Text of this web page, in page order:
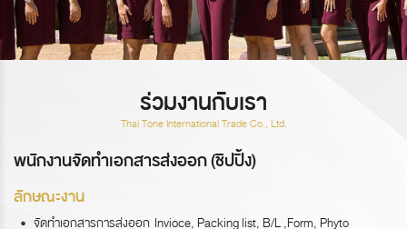
ร่วมงานกับเรา
Thai Tone International Trade Co., Ltd.
พนักงานจัดทำเอกสารส่งออก (ชิปปิ้ง)
ลักษณะงาน
จัดทำเอกสารการส่งออก Invioce, Packing list, B/L ,Form, Phyto